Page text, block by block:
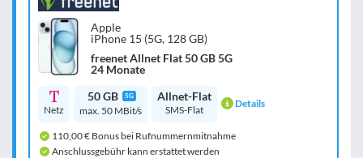
Apple
iPhone 15 (5G, 128 GB)
freenet Allnet Flat 50 GB 5G
24 Monate
Netz
50 GB 5G
max. 50 MBit/s
Allnet-Flat
SMS-Flat Details
110,00 € Bonus bei Rufnummernmitnahme
Anschlussgebühr kann erstattet werden